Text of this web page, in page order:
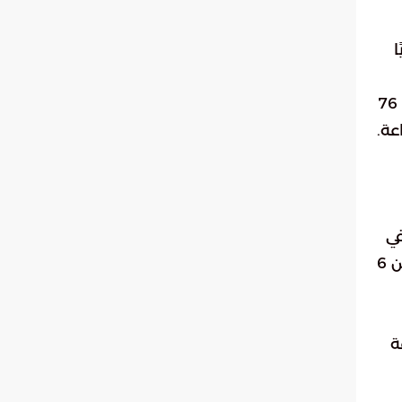
حتى عام 2022، بلغ عدد الإبل في السعودية حوالي 1.8 مليون رأس، يمتلكها نحو 80 ألف شخص. ويُستهلك حوالي 76
شمال ووسط المملكة، وهي متوسطة الحجم وأقل إدرارًا للحليب. تحتاج الإبل عند رعيها في المراعي الطبيعية من 6